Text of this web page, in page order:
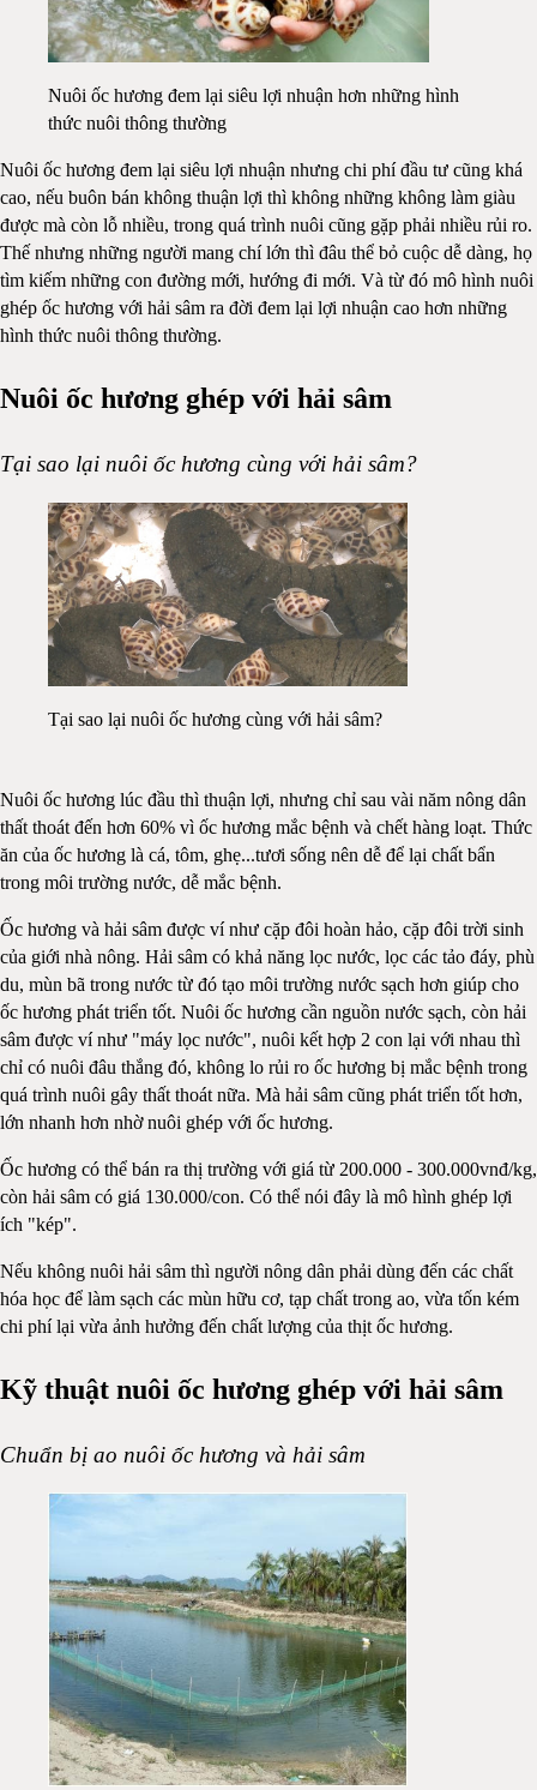
Nuôi ốc hương đem lại siêu lợi nhuận hơn những hình
thức nuôi thông thường
Nuôi ốc hương đem lại siêu lợi nhuận nhưng chi phí đầu tư cũng khá
cao, nếu buôn bán không thuận lợi thì không những không làm giàu
được mà còn lỗ nhiều, trong quá trình nuôi cũng gặp phải nhiều rủi ro.
Thế nhưng những người mang chí lớn thì đâu thể bỏ cuộc dễ dàng, họ
tìm kiếm những con đường mới, hướng đi mới. Và từ đó mô hình nuôi
ghép ốc hương với hải sâm ra đời đem lại lợi nhuận cao hơn những
hình thức nuôi thông thường.
Nuôi ốc hương ghép với hải sâm
Tại sao lại nuôi ốc hương cùng với hải sâm?
Tại sao lại nuôi ốc hương cùng với hải sâm?
Nuôi ốc hương lúc đầu thì thuận lợi, nhưng chỉ sau vài năm nông dân
thất thoát đến hơn 60% vì ốc hương mắc bệnh và chết hàng loạt. Thức
ăn của ốc hương là cá, tôm, ghẹ...tươi sống nên dễ để lại chất bẩn
trong môi trường nước, dễ mắc bệnh.
Ốc hương và hải sâm được ví như cặp đôi hoàn hảo, cặp đôi trời sinh
của giới nhà nông. Hải sâm có khả năng lọc nước, lọc các tảo đáy, phù
du, mùn bã trong nước từ đó tạo môi trường nước sạch hơn giúp cho
ốc hương phát triển tốt. Nuôi ốc hương cần nguồn nước sạch, còn hải
sâm được ví như "máy lọc nước", nuôi kết hợp 2 con lại với nhau thì
chỉ có nuôi đâu thắng đó, không lo rủi ro ốc hương bị mắc bệnh trong
quá trình nuôi gây thất thoát nữa. Mà hải sâm cũng phát triển tốt hơn,
lớn nhanh hơn nhờ nuôi ghép với ốc hương.
Ốc hương có thể bán ra thị trường với giá từ 200.000 - 300.000vnđ/kg,
còn hải sâm có giá 130.000/con. Có thể nói đây là mô hình ghép lợi
ích "kép".
Nếu không nuôi hải sâm thì người nông dân phải dùng đến các chất
hóa học để làm sạch các mùn hữu cơ, tạp chất trong ao, vừa tốn kém
chi phí lại vừa ảnh hưởng đến chất lượng của thịt ốc hương.
Kỹ thuật nuôi ốc hương ghép với hải sâm
Chuẩn bị ao nuôi ốc hương và hải sâm